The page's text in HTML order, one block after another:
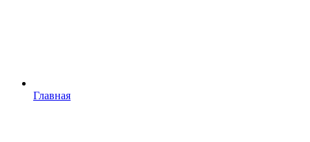
Главная